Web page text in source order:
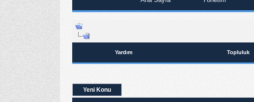
Yardım Topluluk
Yeni Konu